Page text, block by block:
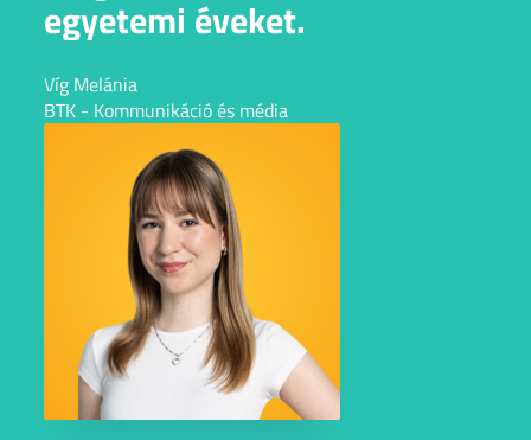
egyetemi éveket.
Víg Melánia
BTK - Kommunikáció és média